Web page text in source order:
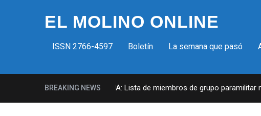
EL MOLINO ONLINE
ISSN 2766-4597 Boletín La semana que pasó
BREAKING NEWS
Milicias fascistas en EUA: Lista de miembros de grupo paramilitar